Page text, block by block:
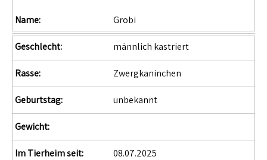
Name: Grobi
Geschlecht: männlich kastriert
Rasse: Zwergkaninchen
Geburtstag: unbekannt
Gewicht:
Im Tierheim seit: 08.07.2025